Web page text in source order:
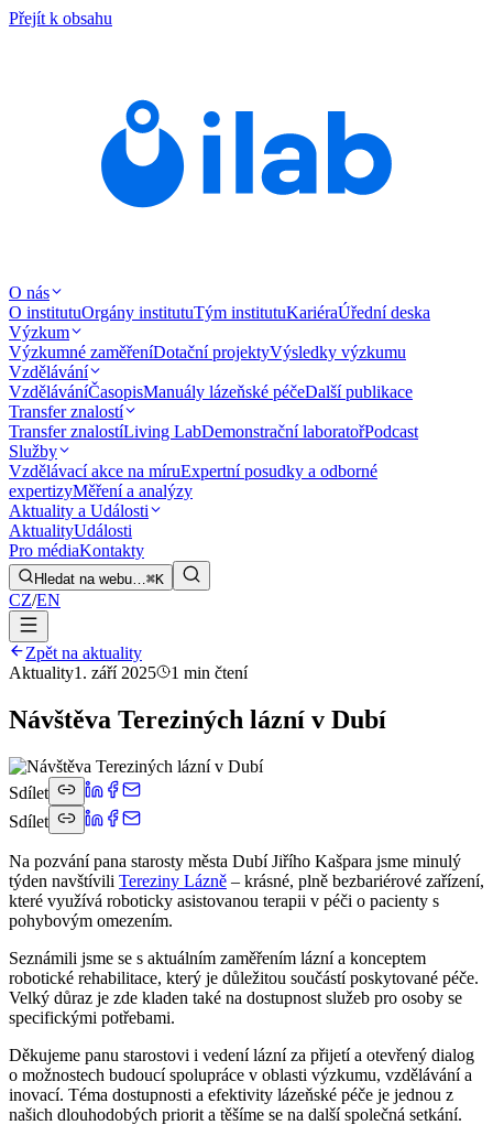
Přejít k obsahu
O nás
O institutuOrgány institutuTým institutuKariéraÚřední deska
Výzkum
Výzkumné zaměřeníDotační projektyVýsledky výzkumu
Vzdělávání
VzděláváníČasopisManuály lázeňské péčeDalší publikace
Transfer znalostí
Transfer znalostíLiving LabDemonstrační laboratořPodcast
Služby
Vzdělávací akce na míruExpertní posudky a odborné
expertizyMěření a analýzy
Aktuality a Události
AktualityUdálosti
Pro médiaKontakty
Hledat na webu…⌘K
CZ/EN
Zpět na aktuality
Aktuality1. září 2025 1 min čtení
Návštěva Tereziných lázní v Dubí
Sdílet
Sdílet
Na pozvání pana starosty města Dubí Jiřího Kašpara jsme minulý
týden navštívili Tereziny Lázně – krásné, plně bezbariérové zařízení,
které využívá roboticky asistovanou terapii v péči o pacienty s
pohybovým omezením.
Seznámili jsme se s aktuálním zaměřením lázní a konceptem
robotické rehabilitace, který je důležitou součástí poskytované péče.
Velký důraz je zde kladen také na dostupnost služeb pro osoby se
specifickými potřebami.
Děkujeme panu starostovi i vedení lázní za přijetí a otevřený dialog
o možnostech budoucí spolupráce v oblasti výzkumu, vzdělávání a
inovací. Téma dostupnosti a efektivity lázeňské péče je jednou z
našich dlouhodobých priorit a těšíme se na další společná setkání.